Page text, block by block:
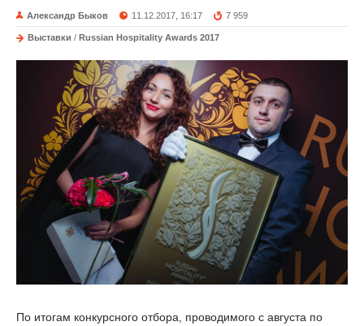
Александр Быков 11.12.2017, 16:17 7 959
Выставки / Russian Hospitality Awards 2017
По итогам конкурсного отбора, проводимого с августа по